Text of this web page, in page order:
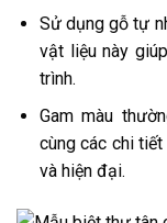
Sử dụng gỗ tự
vật liệu này
trình.
Gam màu
cùng các chi
và hiện đại.